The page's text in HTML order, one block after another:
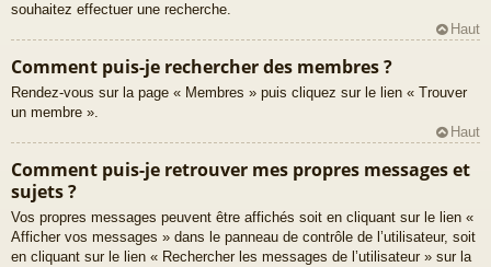
souhaitez effectuer une recherche.
Haut
Comment puis-je rechercher des membres ?
Rendez-vous sur la page « Membres » puis cliquez sur le lien « Trouver
un membre ».
Haut
Comment puis-je retrouver mes propres messages et
sujets ?
Vos propres messages peuvent être affichés soit en cliquant sur le lien «
Afficher vos messages » dans le panneau de contrôle de l’utilisateur, soit
en cliquant sur le lien « Rechercher les messages de l’utilisateur » sur la